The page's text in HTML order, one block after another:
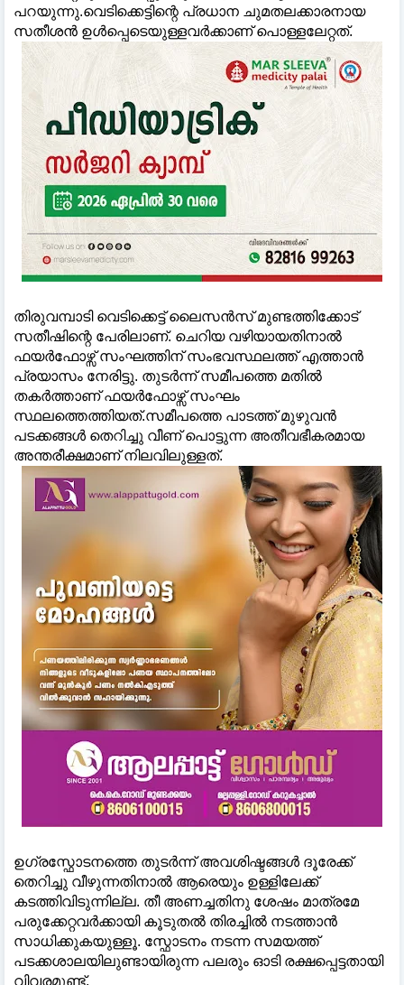
പറയുന്നു.വെടിക്കെട്ടിന്റെ പ്രധാന ചുമതലക്കാരനായ
സതീശൻ ഉൾപ്പെടെയുള്ളവർക്കാണ് പൊള്ളലേറ്റത്.
തിരുവമ്പാടി വെടിക്കെട്ട് ലൈസൻസ് മുണ്ടത്തിക്കോട്
സതീഷിന്റെ പേരിലാണ്. ചെറിയ വഴിയായതിനാൽ
ഫയർഫോഴ്സ് സംഘത്തിന് സംഭവസ്ഥലത്ത് എത്താൻ
പ്രയാസം നേരിട്ടു. തുടർന്ന് സമീപത്തെ മതിൽ
തകർത്താണ് ഫയർഫോഴ്സ് സംഘം
സ്ഥലത്തെത്തിയത്.സമീപത്തെ പാടത്ത് മുഴുവൻ
പടക്കങ്ങൾ തെറിച്ചു വീണ് പൊട്ടുന്ന അതീവഭീകരമായ
അന്തരീക്ഷമാണ് നിലവിലുള്ളത്.
ഉഗ്രസ്ഫോടനത്തെ തുടർന്ന് അവശിഷ്ടങ്ങൾ ദൂരേക്ക്
തെറിച്ചു വീഴുന്നതിനാൽ ആരെയും ഉള്ളിലേക്ക്
കടത്തിവിടുന്നില്ല. തീ അണച്ചതിനു ശേഷം മാത്രമേ
പരുക്കേറ്റവർക്കായി കൂടുതൽ തിരച്ചിൽ നടത്താൻ
സാധിക്കുകയുള്ളൂ. സ്ഫോടനം നടന്ന സമയത്ത്
പടക്കശാലയിലുണ്ടായിരുന്ന പലരും ഓടി രക്ഷപ്പെട്ടതായി
വിവരമുണ്ട്.